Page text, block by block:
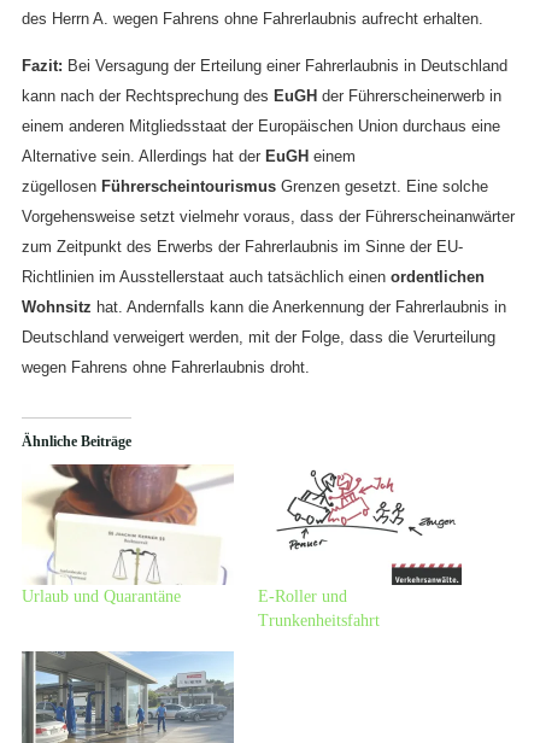
des Herrn A. wegen Fahrens ohne Fahrerlaubnis aufrecht erhalten.
Fazit: Bei Versagung der Erteilung einer Fahrerlaubnis in Deutschland
kann nach der Rechtsprechung des EuGHder Führerscheinerwerb in
einem anderen Mitgliedsstaat der Europäischen Union durchaus eine
Alternative sein. Allerdings hat der EuGH einem
zügellosen Führerscheintourismus Grenzen gesetzt. Eine solche
Vorgehensweise setzt vielmehr voraus, dass der Führerscheinanwärter
zum Zeitpunkt des Erwerbs der Fahrerlaubnis im Sinne der EU-
Richtlinien im Ausstellerstaat auch tatsächlich einenordentlichen
Wohnsitz hat. Andernfalls kann die Anerkennung der Fahrerlaubnis in
Deutschland verweigert werden, mit der Folge, dass die Verurteilung
wegen Fahrens ohne Fahrerlaubnis droht.
Ähnliche Beiträge
Urlaub und Quarantäne
E-Roller und
Trunkenheitsfahrt